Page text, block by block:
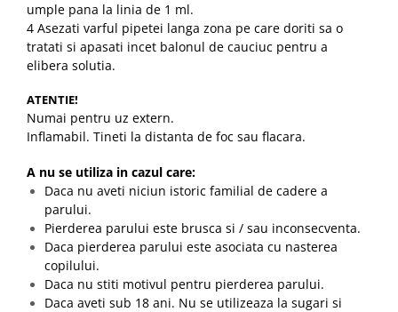
umple pana la linia de 1 ml.
4 Asezati varful pipetei langa zona pe care doriti sa o
tratati si apasati incet balonul de cauciuc pentru a
elibera solutia.
ATENTIE!
Numai pentru uz extern.
Inflamabil. Tineti la distanta de foc sau flacara.
A nu se utiliza in cazul care:
Daca nu aveti niciun istoric familial de cadere a
parului.
Pierderea parului este brusca si / sau inconsecventa.
Daca pierderea parului este asociata cu nasterea
copilului.
Daca nu stiti motivul pentru pierderea parului.
Daca aveti sub 18 ani. Nu se utilizeaza la sugari si